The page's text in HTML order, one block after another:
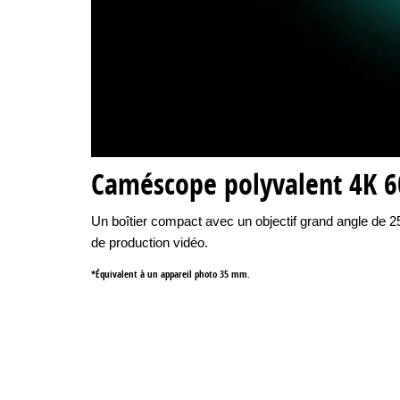
Caméscope polyvalent 4K
Un boîtier compact avec un objectif grand angle de
de production vidéo.
*Équivalent à un appareil photo 35 mm.